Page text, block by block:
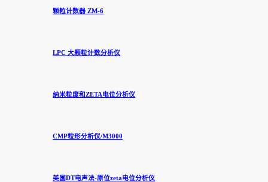
颗粒计数器 ZM-6
LPC 大颗粒计数分析仪
纳米粒度和ZETA电位分析仪
CMP粒形分析仪/M3000
美国DT电声法-原位zeta电位分析仪